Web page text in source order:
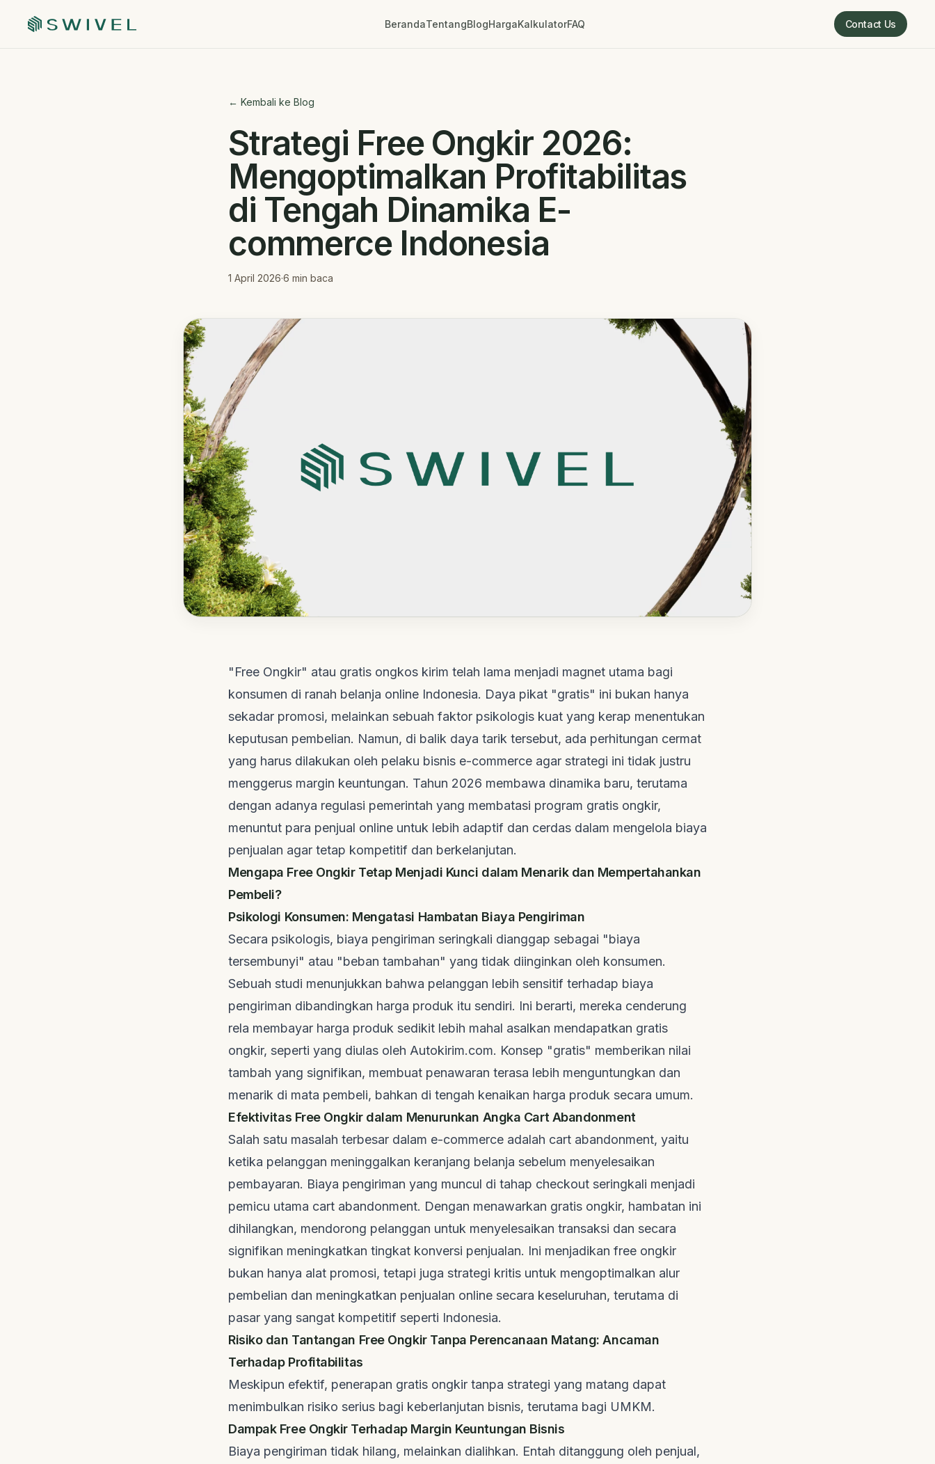
BerandaTentangBlogHargaKalkulatorFAQ
Contact Us
Contact Us
← Kembali ke Blog
Strategi Free Ongkir 2026:
Mengoptimalkan Profitabilitas
di Tengah Dinamika E-
commerce Indonesia
1 April 2026·6 min baca
"Free Ongkir" atau gratis ongkos kirim telah lama menjadi magnet utama bagi
konsumen di ranah belanja online Indonesia. Daya pikat "gratis" ini bukan hanya
sekadar promosi, melainkan sebuah faktor psikologis kuat yang kerap menentukan
keputusan pembelian. Namun, di balik daya tarik tersebut, ada perhitungan cermat
yang harus dilakukan oleh pelaku bisnis e-commerce agar strategi ini tidak justru
menggerus margin keuntungan. Tahun 2026 membawa dinamika baru, terutama
dengan adanya regulasi pemerintah yang membatasi program gratis ongkir,
menuntut para penjual online untuk lebih adaptif dan cerdas dalam mengelola biaya
penjualan agar tetap kompetitif dan berkelanjutan.
Mengapa Free Ongkir Tetap Menjadi Kunci dalam Menarik dan Mempertahankan
Pembeli?
Psikologi Konsumen: Mengatasi Hambatan Biaya Pengiriman
Secara psikologis, biaya pengiriman seringkali dianggap sebagai "biaya
tersembunyi" atau "beban tambahan" yang tidak diinginkan oleh konsumen.
Sebuah studi menunjukkan bahwa pelanggan lebih sensitif terhadap biaya
pengiriman dibandingkan harga produk itu sendiri. Ini berarti, mereka cenderung
rela membayar harga produk sedikit lebih mahal asalkan mendapatkan gratis
ongkir, seperti yang diulas oleh Autokirim.com. Konsep "gratis" memberikan nilai
tambah yang signifikan, membuat penawaran terasa lebih menguntungkan dan
menarik di mata pembeli, bahkan di tengah kenaikan harga produk secara umum.
Efektivitas Free Ongkir dalam Menurunkan Angka Cart Abandonment
Salah satu masalah terbesar dalam e-commerce adalah cart abandonment, yaitu
ketika pelanggan meninggalkan keranjang belanja sebelum menyelesaikan
pembayaran. Biaya pengiriman yang muncul di tahap checkout seringkali menjadi
pemicu utama cart abandonment. Dengan menawarkan gratis ongkir, hambatan ini
dihilangkan, mendorong pelanggan untuk menyelesaikan transaksi dan secara
signifikan meningkatkan tingkat konversi penjualan. Ini menjadikan free ongkir
bukan hanya alat promosi, tetapi juga strategi kritis untuk mengoptimalkan alur
pembelian dan meningkatkan penjualan online secara keseluruhan, terutama di
pasar yang sangat kompetitif seperti Indonesia.
Risiko dan Tantangan Free Ongkir Tanpa Perencanaan Matang: Ancaman
Terhadap Profitabilitas
Meskipun efektif, penerapan gratis ongkir tanpa strategi yang matang dapat
menimbulkan risiko serius bagi keberlanjutan bisnis, terutama bagi UMKM.
Dampak Free Ongkir Terhadap Margin Keuntungan Bisnis
Biaya pengiriman tidak hilang, melainkan dialihkan. Entah ditanggung oleh penjual,